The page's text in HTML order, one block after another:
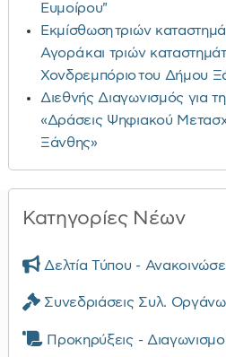
Ευμοίρου"
Εκμίσθωση τριών
Αγορά και τριών
Χονδρεμπόριο του Δήμου
Διεθνής Διαγωνισμός για
«Δράσεις Ψηφιακού
Ξάνθης»
Κατηγορίες Νέων
Δελτία Τύπου -
Συνεδριάσεις Συλ.
Προκηρύξεις -